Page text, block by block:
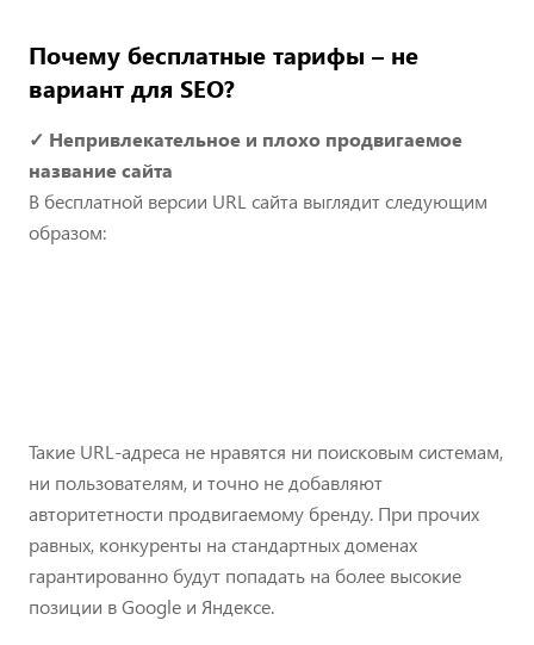
Почему бесплатные тарифы – не
вариант для SEO?
✓ Непривлекательное и плохо продвигаемое
название сайта
В бесплатной версии URL сайта выглядит следующим
образом:
Такие URL-адреса не нравятся ни поисковым системам,
ни пользователям, и точно не добавляют
авторитетности продвигаемому бренду. При прочих
равных, конкуренты на стандартных доменах
гарантированно будут попадать на более высокие
позиции в Google и Яндексе.